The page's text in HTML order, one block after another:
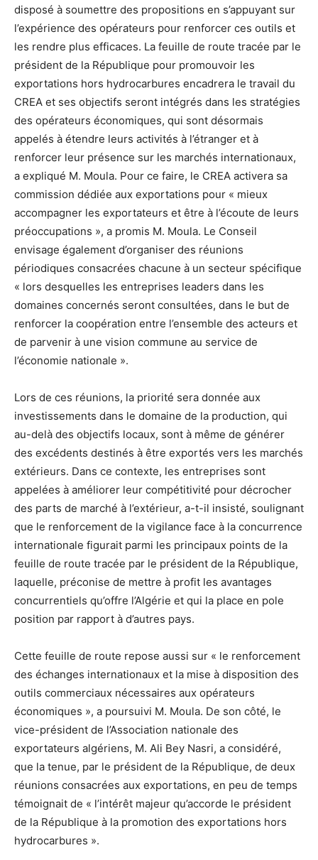
disposé à soumettre des propositions en s’appuyant sur
l’expérience des opérateurs pour renforcer ces outils et
les rendre plus efficaces. La feuille de route tracée par le
président de la République pour promouvoir les
exportations hors hydrocarbures encadrera le travail du
CREA et ses objectifs seront intégrés dans les stratégies
des opérateurs économiques, qui sont désormais
appelés à étendre leurs activités à l’étranger et à
renforcer leur présence sur les marchés internationaux,
a expliqué M. Moula. Pour ce faire, le CREA activera sa
commission dédiée aux exportations pour « mieux
accompagner les exportateurs et être à l’écoute de leurs
préoccupations », a promis M. Moula. Le Conseil
envisage également d’organiser des réunions
périodiques consacrées chacune à un secteur spécifique
« lors desquelles les entreprises leaders dans les
domaines concernés seront consultées, dans le but de
renforcer la coopération entre l’ensemble des acteurs et
de parvenir à une vision commune au service de
l’économie nationale ».
Lors de ces réunions, la priorité sera donnée aux
investissements dans le domaine de la production, qui
au-delà des objectifs locaux, sont à même de générer
des excédents destinés à être exportés vers les marchés
extérieurs. Dans ce contexte, les entreprises sont
appelées à améliorer leur compétitivité pour décrocher
des parts de marché à l’extérieur, a-t-il insisté, soulignant
que le renforcement de la vigilance face à la concurrence
internationale figurait parmi les principaux points de la
feuille de route tracée par le président de la République,
laquelle, préconise de mettre à profit les avantages
concurrentiels qu’offre l’Algérie et qui la place en pole
position par rapport à d’autres pays.
Cette feuille de route repose aussi sur « le renforcement
des échanges internationaux et la mise à disposition des
outils commerciaux nécessaires aux opérateurs
économiques », a poursuivi M. Moula. De son côté, le
vice-président de l’Association nationale des
exportateurs algériens, M. Ali Bey Nasri, a considéré,
que la tenue, par le président de la République, de deux
réunions consacrées aux exportations, en peu de temps
témoignait de « l’intérêt majeur qu’accorde le président
de la République à la promotion des exportations hors
hydrocarbures ».